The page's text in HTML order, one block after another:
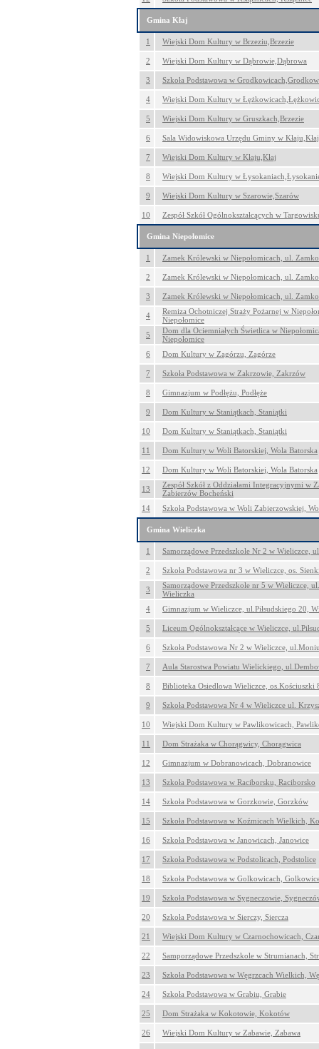
Gmina Kłaj
1 Wiejski Dom Kultury w Brzeziu,Brzezie
2 Wiejski Dom Kultury w Dąbrowie,Dąbrowa
3 Szkoła Podstawowa w
4 Wiejski Dom Kultury w
5 Wiejski Dom Kultury w Gruszkach,Brzezie
6 Sala Widowiskowa Urzędu Gminy w Kłaju,Kłaj
7 Wiejski Dom Kultury w Kłaju,Kłaj
8 Wiejski Dom Kultury w
9 Wiejski Dom Kultury w Szarowie,Szarów
10 Zespół Szkół Ogólnokształcących w
Gmina Niepołomice
1 Zamek Królewski w Niepołomicach, ul.
2 Zamek Królewski w Niepołomicach, ul.
3 Zamek Królewski w Niepołomicach, ul.
4
Remiza Ochotniczej Straży Pożarnej w
Niepołomice
5
Dom dla Ociemniałych Świetlica w
Niepołomice
6
Dom Kultury w Zagórzu, Zagórze
7 Szkoła Podstawowa w Zakrzowie, Zakrzów
8 Gimnazjum w Podłężu, Podłęże
9 Dom Kultury w Staniątkach, Staniątki
10 Dom Kultury w Staniątkach, Staniątki
11 Dom Kultury w Woli Batorskiej, Wola Batorska
12 Dom Kultury w Woli Batorskiej, Wola Batorska
13
Zespół Szkół z Oddziałami Integracyjnymi w
Zabierzów Bocheński
14
Szkoła Podstawowa w Woli Zabierzowskiej,
Gmina Wieliczka
1 Samorządowe Przedszkole Nr 2 w Wieliczce,
2 Szkoła Podstawowa nr 3 w Wieliczce, os.
3
Samorządowe Przedszkole nr 5 w Wieliczce,
Wieliczka
4
Gimnazjum w Wieliczce, ul.Piłsudskiego 20,
5 Liceum Ogólnokształcące w Wieliczce,
6 Szkoła Podstawowa Nr 2 w Wieliczce,
7 Aula Starostwa Powiatu Wielickiego,
8 Biblioteka Osiedlowa Wieliczce, os.Kościuszki
9 Szkoła Podstawowa Nr 4 w Wieliczce ul.
10 Wiejski Dom Kultury w Pawlikowicach,
11 Dom Strażaka w Chorągwicy, Chorągwica
12 Gimnazjum w Dobranowicach, Dobranowice
13 Szkoła Podstawowa w Raciborsku, Raciborsko
14 Szkoła Podstawowa w Gorzkowie, Gorzków
15 Szkoła Podstawowa w Koźmicach Wielkich,
16 Szkoła Podstawowa w Janowicach, Janowice
17 Szkoła Podstawowa w Podstolicach, Podstolice
18 Szkoła Podstawowa w Golkowicach,
19 Szkoła Podstawowa w Sygneczowie,
20 Szkoła Podstawowa w Sierczy, Siercza
21 Wiejski Dom Kultury w Czarnochowicach,
22 Samporządowe Przedszkole w Strumianach,
23 Szkoła Podstawowa w Węgrzcach Wielkich,
24 Szkoła Podstawowa w Grabiu, Grabie
25 Dom Strażaka w Kokotowie, Kokotów
26 Wiejski Dom Kultury w Zabawie, Zabawa